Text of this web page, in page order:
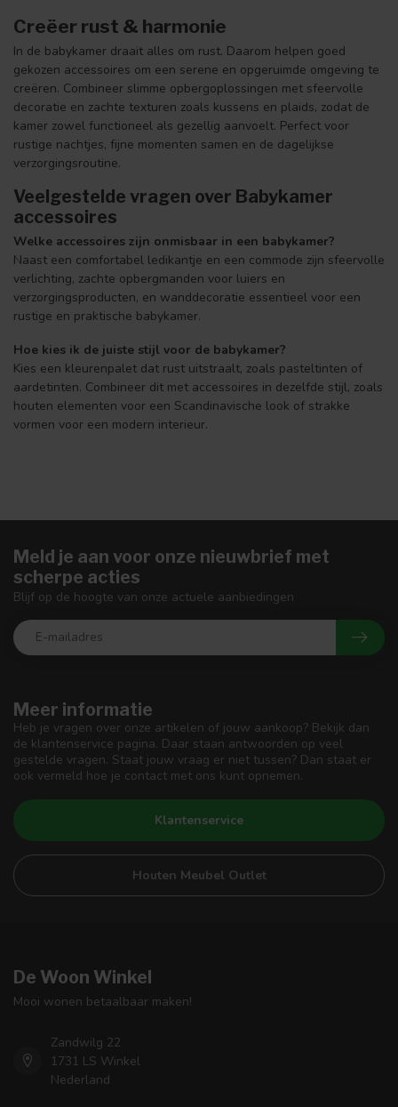
Creëer rust & harmonie
In de babykamer draait alles om rust. Daarom helpen goed
gekozen accessoires om een serene en opgeruimde omgeving te
creëren. Combineer slimme opbergoplossingen met sfeervolle
decoratie en zachte texturen zoals kussens en plaids, zodat de
kamer zowel functioneel als gezellig aanvoelt. Perfect voor
rustige nachtjes, fijne momenten samen en de dagelijkse
verzorgingsroutine.
Veelgestelde vragen over Babykamer
accessoires
Welke accessoires zijn onmisbaar in een babykamer?
Naast een comfortabel ledikantje en een commode zijn sfeervolle
verlichting, zachte opbergmanden voor luiers en
verzorgingsproducten, en wanddecoratie essentieel voor een
rustige en praktische babykamer.
Hoe kies ik de juiste stijl voor de babykamer?
Kies een kleurenpalet dat rust uitstraalt, zoals pasteltinten of
aardetinten. Combineer dit met accessoires in dezelfde stijl, zoals
houten elementen voor een Scandinavische look of strakke
vormen voor een modern interieur.
Meer informatie
Heb je vragen over onze artikelen of jouw aankoop? Bekijk dan
de klantenservice pagina. Daar staan antwoorden op veel
gestelde vragen. Staat jouw vraag er niet tussen? Dan staat er
ook vermeld hoe je contact met ons kunt opnemen.
Klantenservice
Houten Meubel Outlet
Meld je aan voor onze nieuwbrief met
scherpe acties
Blijf op de hoogte van onze actuele aanbiedingen
De Woon Winkel
Mooi wonen betaalbaar maken!
Zandwilg 22
1731 LS Winkel
Nederland